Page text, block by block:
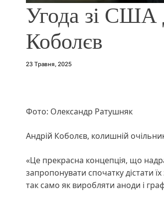
Угода зі США
Коболєв
23 Травня, 2025
Фото: Олександр Ратушняк
Андрій Коболєв, колишній
«Це прекрасна концепція, що
запропонувати спочатку дістати
так само як виробляти аноди і